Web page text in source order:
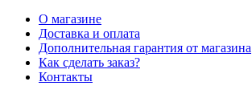
О магазине
Доставка и оплата
Дополнительная гарантия от магазина
Как сделать заказ?
Контакты